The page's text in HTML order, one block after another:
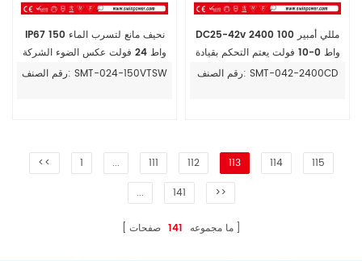
IP67 نحيف مانع لتسرب الماء 150
واط 24 فولت عكس الضوء الشركة
المصنعة للسائق بقيادة الولايات
رقم الصنف: SMT-024-150VTSW
DC25-42v 2400 مللي أمبير 100
واط 0-10 فولت يعتم التحكم بقيادة
سائق للضوء led
رقم الصنف: SMT-042-2400CD
<< 1 ... 111 112 113 114
115
...
141 >>
ما مجموعه 141 صفحات